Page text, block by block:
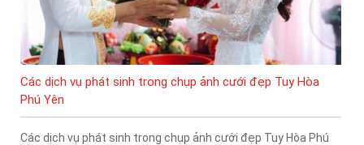
Các dịch vụ phát sinh trong chụp ảnh cưới đẹp Tuy Hòa
Phú Yên
Các dịch vụ phát sinh trong chụp ảnh cưới đẹp Tuy Hòa Phú